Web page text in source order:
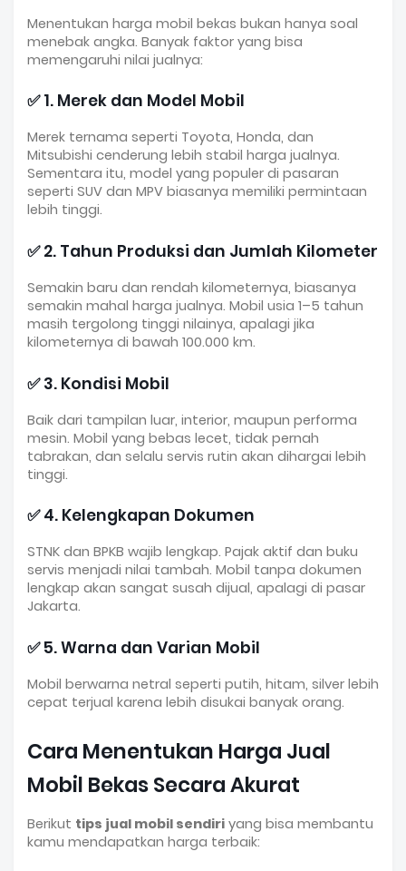
Menentukan harga mobil bekas bukan hanya soal
menebak angka. Banyak faktor yang bisa
memengaruhi nilai jualnya:
✅ 1. Merek dan Model Mobil
Merek ternama seperti Toyota, Honda, dan
Mitsubishi cenderung lebih stabil harga jualnya.
Sementara itu, model yang populer di pasaran
seperti SUV dan MPV biasanya memiliki permintaan
lebih tinggi.
✅ 2. Tahun Produksi dan Jumlah Kilometer
Semakin baru dan rendah kilometernya, biasanya
semakin mahal harga jualnya. Mobil usia 1–5 tahun
masih tergolong tinggi nilainya, apalagi jika
kilometernya di bawah 100.000 km.
✅ 3. Kondisi Mobil
Baik dari tampilan luar, interior, maupun performa
mesin. Mobil yang bebas lecet, tidak pernah
tabrakan, dan selalu servis rutin akan dihargai lebih
tinggi.
✅ 4. Kelengkapan Dokumen
STNK dan BPKB wajib lengkap. Pajak aktif dan buku
servis menjadi nilai tambah. Mobil tanpa dokumen
lengkap akan sangat susah dijual, apalagi di pasar
Jakarta.
✅ 5. Warna dan Varian Mobil
Mobil berwarna netral seperti putih, hitam, silver lebih
cepat terjual karena lebih disukai banyak orang.
Cara Menentukan Harga Jual
Mobil Bekas Secara Akurat
Berikut tips jual mobil sendiri yang bisa membantu
kamu mendapatkan harga terbaik: